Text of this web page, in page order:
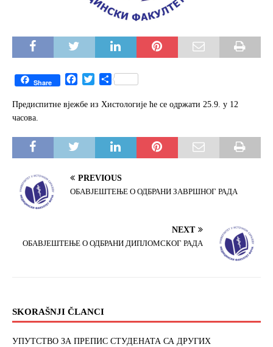
Share
c
o
i
e
S
a
Предиспитне вјежбе из Хистологије ће се одржати 25.9. у 12
часова.
PREVIOUS
ОБАВЈЕШТЕЊЕ О ОДБРАНИ ЗАВРШНОГ РАДА
NEXT
ОБАВЈЕШТЕЊЕ О ОДБРАНИ ДИПЛОМСКОГ РАДА
SKORAŠNJI ČLANCI
УПУТСТВО ЗА ПРЕПИС СТУДЕНАТА СА ДРУГИХ